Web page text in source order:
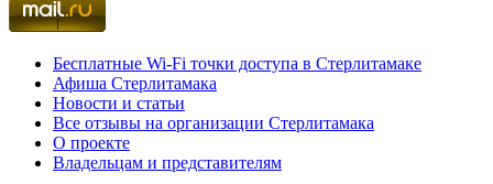
Бесплатные Wi-Fi точки доступа в Стерлитамаке
Афиша Стерлитамака
Новости и статьи
Все отзывы на организации Стерлитамака
О проекте
Владельцам и представителям